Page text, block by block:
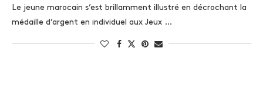
Le jeune marocain s’est brillamment illustré en décrochant la
médaille d’argent en individuel aux Jeux …